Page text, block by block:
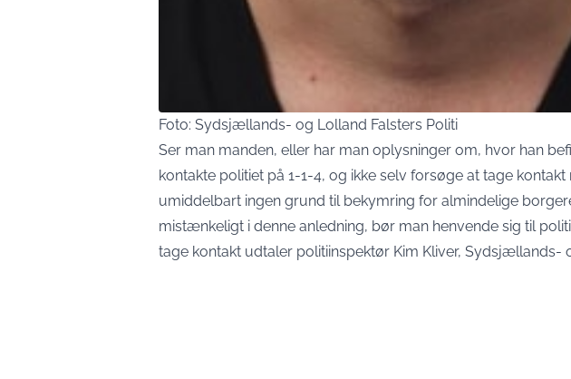
Foto: Sydsjællands- og Lolland Falsters Politi
Ser man manden, eller har man oplysninger om, hvor han
kontakte politiet på 1-1-4, og ikke selv forsøge at tage kontakt
umiddelbart ingen grund til bekymring for almindelige
mistænkeligt i denne anledning, bør man henvende sig til
tage kontakt udtaler politiinspektør Kim Kliver, Sydsjællands-